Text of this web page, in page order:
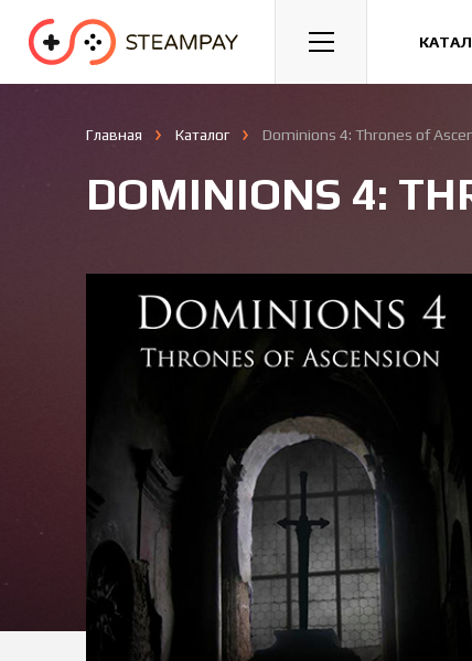
Спорт Гонки
Главная Каталог Dominions 4: Thrones of
DOMINIONS 4: